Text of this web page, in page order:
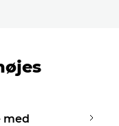
med